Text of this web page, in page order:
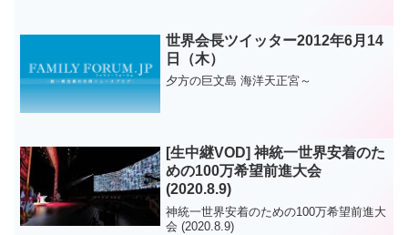
世界会長ツイッター2012年6月14
日（木）
夕方の巨文島 海洋天正宮～
[生中継VOD] 神統一世界安着のた
めの100万希望前進大会
(2020.8.9)
神統一世界安着のための100万希望前進大
会 (2020.8.9)